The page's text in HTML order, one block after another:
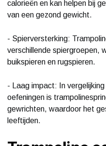
calorieën en kan helpen bij
van een gezond gewicht.
- Spierversterking:
verschillende spiergroepen,
buikspieren en rugspieren.
- Laag impact: In
oefeningen is
gewrichten, waardoor het
leeftijden.